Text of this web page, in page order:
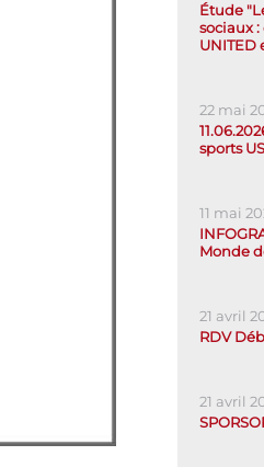
Étude
sociaux
UNITED
22 mai
sports
11 mai
Monde
21 avril
RDV
21 avril